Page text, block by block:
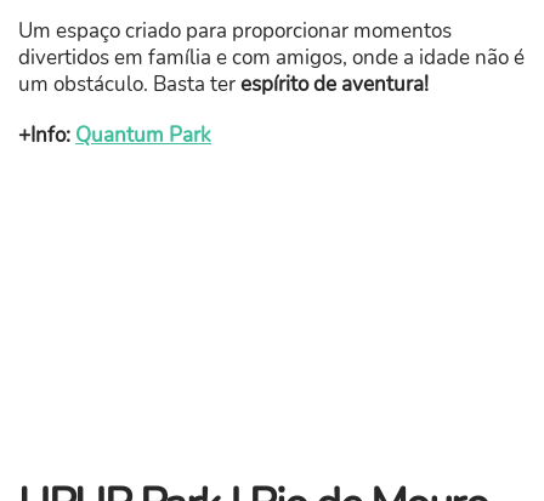
Um espaço criado para proporcionar momentos
divertidos em família e com amigos, onde a idade não é
um obstáculo. Basta terespírito de aventura!
+Info: Quantum Park